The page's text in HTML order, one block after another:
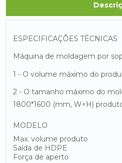
ESPECIFICAÇÕES TÉCNICAS
Máquina de moldagem por
1 - O volume máximo do
2 - O tamanho máximo do
1800*1600 (mm, W×H)
MODELO
Max. volume produto
Saída de HDPE
Força de aperto